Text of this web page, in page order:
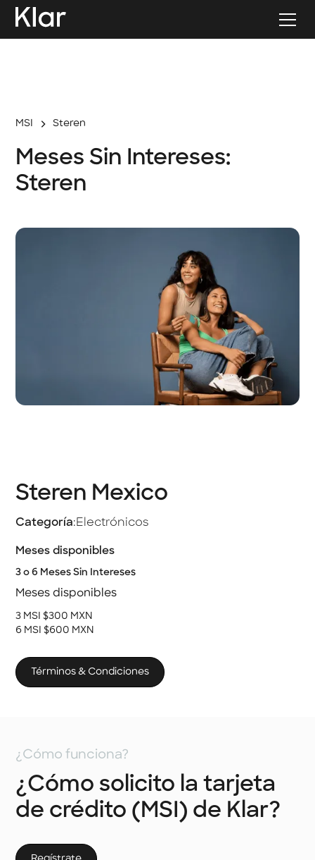
MSI Steren
Meses Sin Intereses:
Steren
Steren Mexico
Categoría:Electrónicos
Meses disponibles
3 o 6 Meses Sin Intereses
Meses disponibles
3 MSI $300 MXN
6 MSI $600 MXN
Términos & Condiciones
¿Cómo funciona?
¿Cómo solicito la tarjeta
de crédito (MSI) de Klar?